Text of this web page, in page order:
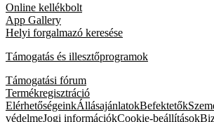
Online kellékbolt
App Gallery
Helyi forgalmazó keresése
Támogatás és illesztőprogramok
Támogatási fórum
Termékregisztráció
ElérhetőségeinkÁllásajánlatokBefektetők
védelmeJogi információkCookie-beállítások